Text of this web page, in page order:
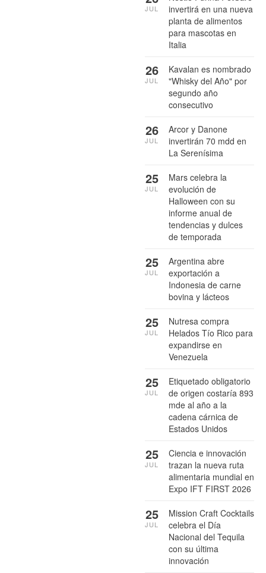
invertirá en una nueva
planta de alimentos
para mascotas en
Italia
JUL
Kavalan es nombrado
"Whisky del Año" por
segundo año
consecutivo
26
JUL
Arcor y Danone
invertirán 70 mdd en
La Serenísima
26
JUL
Mars celebra la
evolución de
Halloween con su
informe anual de
tendencias y dulces
de temporada
25
JUL
Argentina abre
exportación a
Indonesia de carne
bovina y lácteos
25
JUL
Nutresa compra
Helados Tío Rico para
expandirse en
Venezuela
25
JUL
Etiquetado obligatorio
de origen costaría 893
mde al año a la
cadena cárnica de
Estados Unidos
25
JUL
Ciencia e innovación
trazan la nueva ruta
alimentaria mundial en
Expo IFT FIRST 2026
25
JUL
Mission Craft Cocktails
celebra el Día
Nacional del Tequila
con su última
innovación
25
JUL